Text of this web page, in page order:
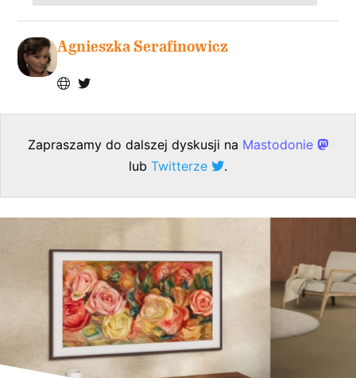
Agnieszka Serafinowicz
Zapraszamy do dalszej dyskusji na Mastodonie
lub Twitterze .